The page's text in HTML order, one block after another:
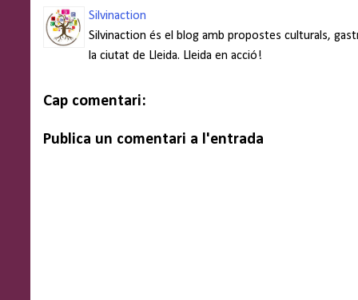
Silvinaction
Silvinaction és el blog amb propostes culturals,
la ciutat de Lleida. Lleida en acció!
Cap comentari:
Publica un comentari a l'entrada